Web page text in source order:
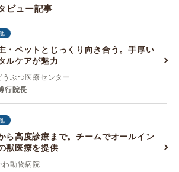
ビュー記事
・ペットとじっくり向き合う。手厚い
ルケアが魅力
うぶつ医療センター
行院長
ら高度診療まで。チームでオールイン
獣医療を提供
わ動物病院